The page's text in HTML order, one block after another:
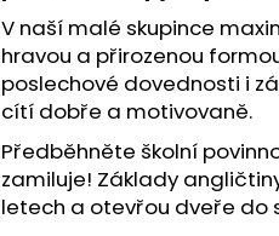
V naší malé skupince
hravou a přirozenou
poslechové dovednosti i
cítí dobře a motivovaně.
Předběhněte školní
zamiluje! Základy
letech a otevřou dveře do
ANGLIČTINA: